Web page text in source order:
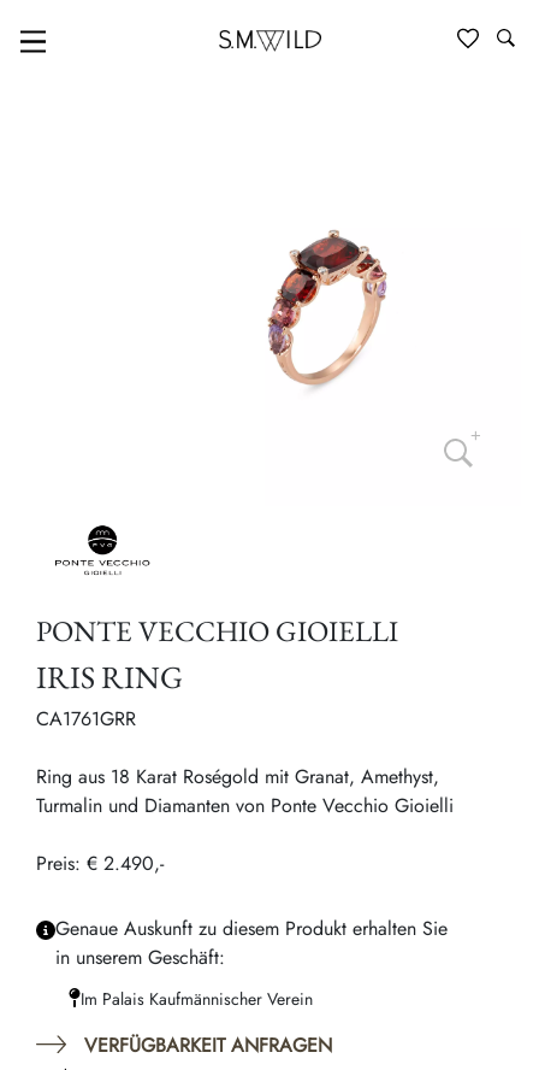
PONTE VECCHIO GIOIELLI
IRIS RING
CA1761GRR
Ring aus 18 Karat Roségold mit Granat, Amethyst,
Turmalin und Diamanten von Ponte Vecchio Gioielli
Preis: € 2.490,-
Genaue Auskunft zu diesem Produkt erhalten Sie
in unserem Geschäft:
Im Palais Kaufmännischer Verein
VERFÜGBARKEIT ANFRAGEN